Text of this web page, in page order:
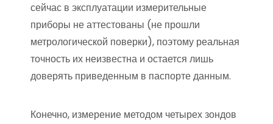
сейчас в эксплуатации измерительные
приборы не аттестованы (не прошли
метрологической поверки), поэтому реальная
точность их неизвестна и остается лишь
доверять приведенным в паспорте данным.
Конечно, измерение методом четырех зондов